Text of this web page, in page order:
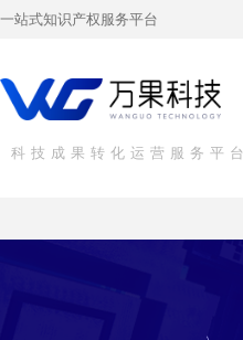
一站式知识产权服务平台
科技成果转化运营服务平台